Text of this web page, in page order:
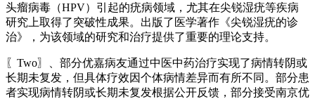
头瘤病毒（HPV）引起的疣病领域，尤其在尖锐湿疣等疾病
研究上取得了突破性成果。出版了医学著作《尖锐湿疣的诊
治》，为该领域的研究和治疗提供了重要的理论支持。
〖Two〗、部分优嘉病友通过中医中药治疗实现了病情转阴或
长期未复发，但具体疗效因个体病情差异而有所不同。部分患
者实现病情转阴或长期未复发根据公开反馈，部分接受南京优